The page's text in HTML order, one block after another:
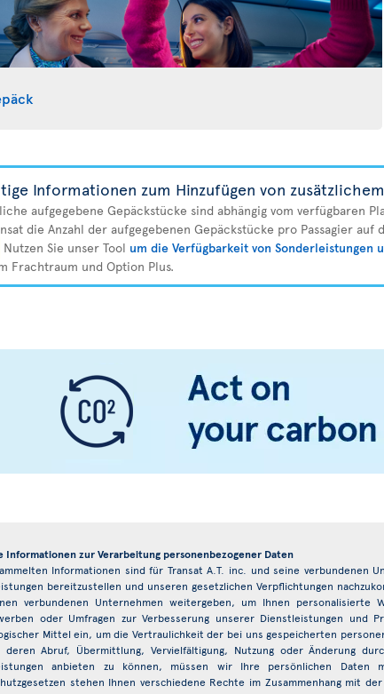
Informationen zum Hinzufügen von
aufgegebene Gepäckstücke sind abhängig vom verfügbaren
die Anzahl der aufgegebenen Gepäckstücke pro Passagier
Nutzen Sie unser Tool um die Verfügbarkeit von Sonderleistungen
Frachtraum und Option Plus.
Informationen zur Verarbeitung personenbezogener Daten
Informationen sind für Transat A.T. inc. und seine verbundenen
bereitzustellen und unseren gesetzlichen Verpflichtungen
verbundenen Unternehmen weitergeben, um Ihnen personalisierte
oder Umfragen zur Verbesserung unserer Dienstleistungen und
Mittel ein, um die Vertraulichkeit der bei uns gespeicherten
deren Abruf, Übermittlung, Vervielfältigung, Nutzung oder Änderung
anbieten zu können, müssen wir Ihre persönlichen Daten
stehen Ihnen verschiedene Rechte im Zusammenhang mit